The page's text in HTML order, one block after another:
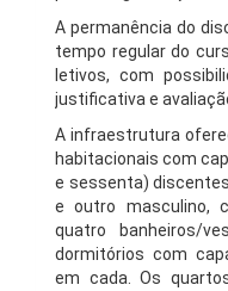
A permanência do
tempo regular do
letivos, com
justificativa e
A infraestrutura
habitacionais com
e sessenta)
e outro masculino,
quatro banheiros/
dormitórios com
em cada. Os